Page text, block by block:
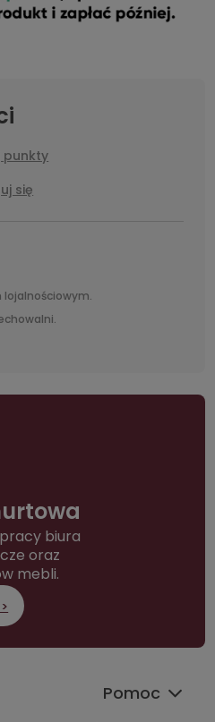
punkty
się
lojalnościowym.
biura
oraz
mebli.
Pomoc